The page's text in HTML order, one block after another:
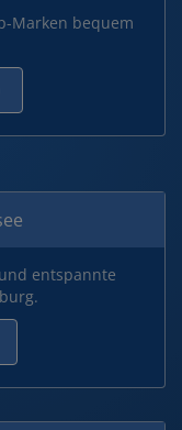
Marken bequem
entspannte